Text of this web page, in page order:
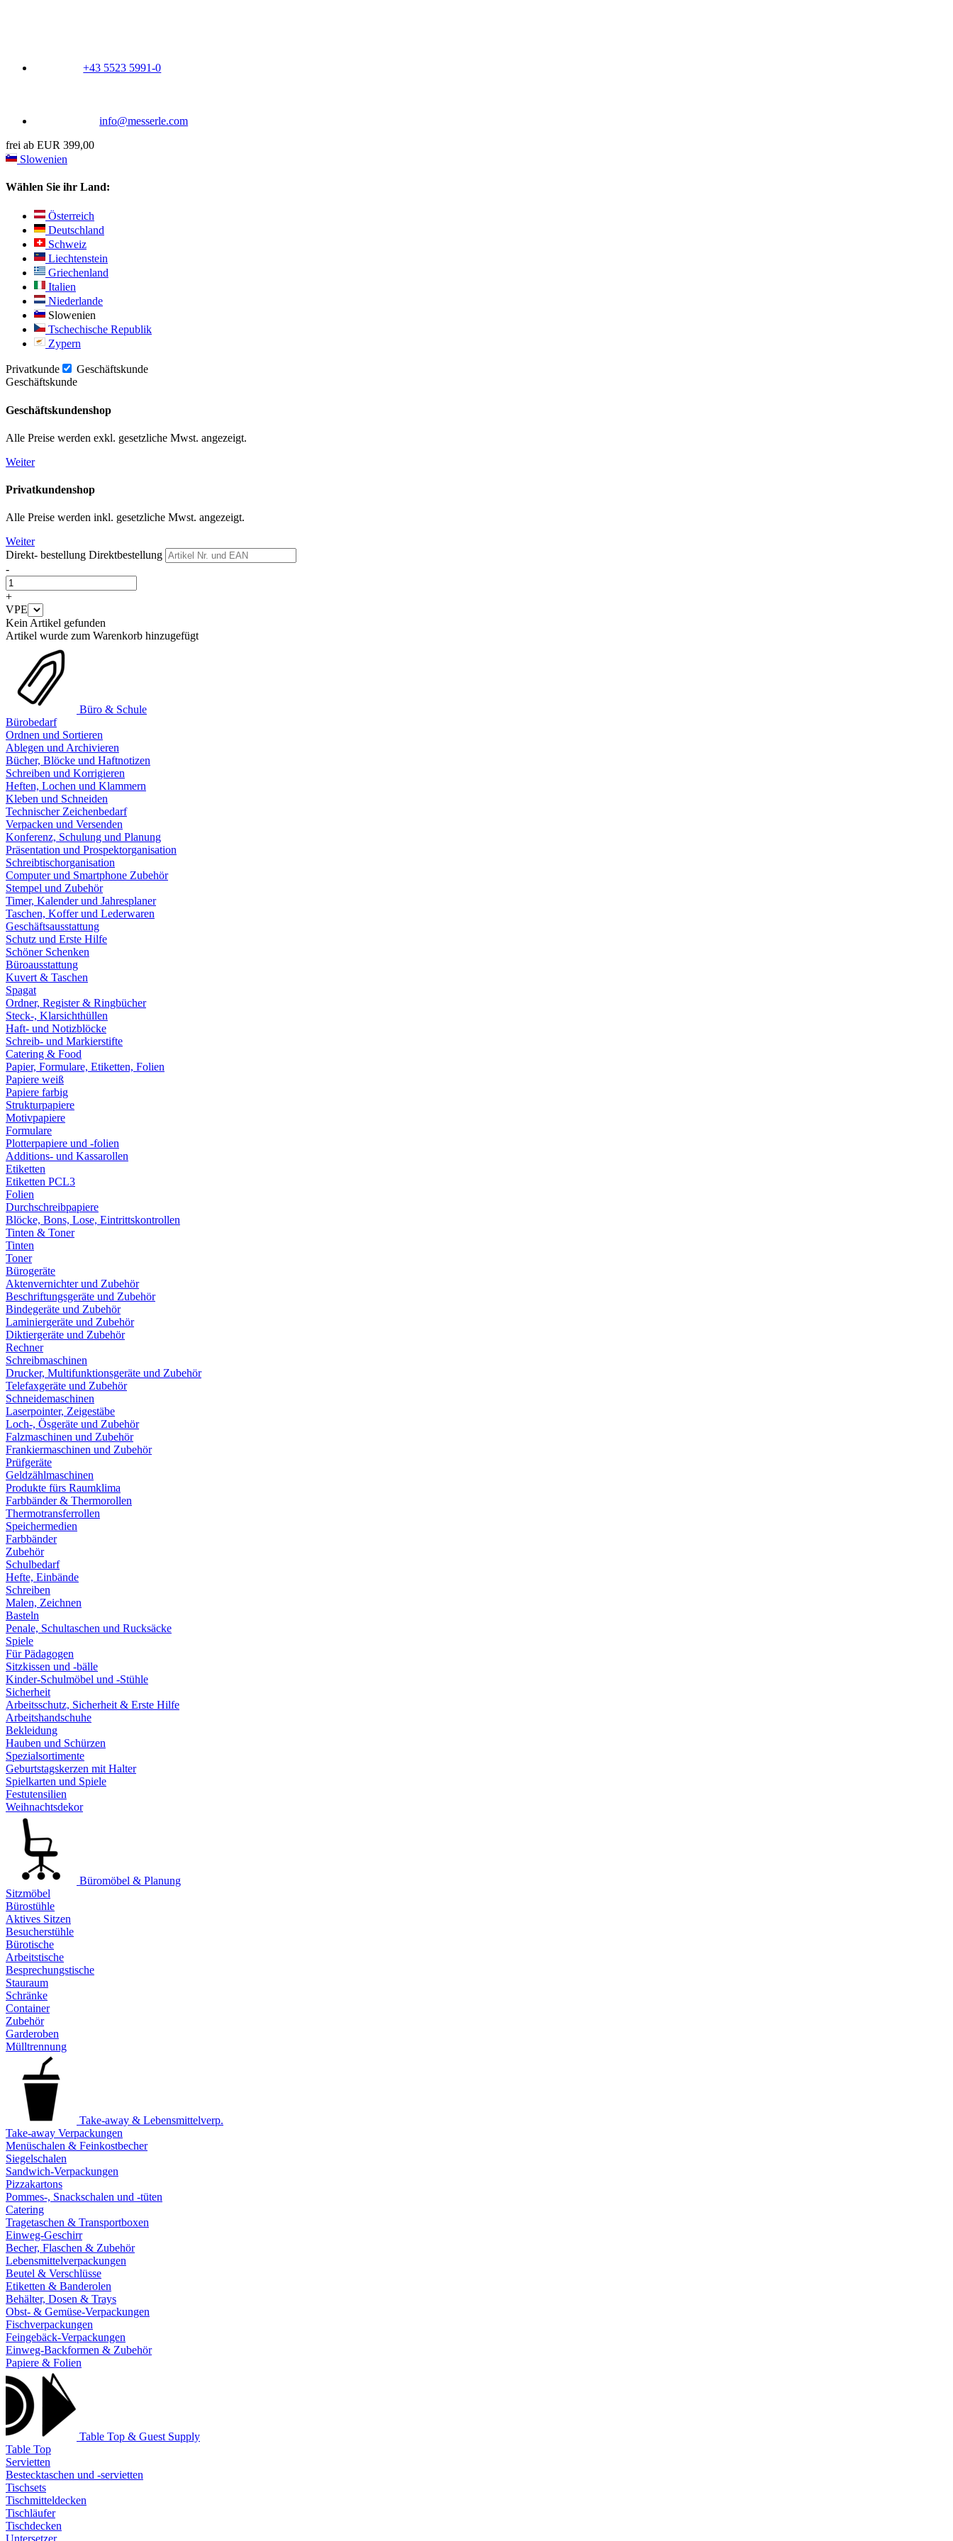
+43 5523 5991-0
info@messerle.com
frei ab EUR 399,00
Slowenien
Wählen Sie ihr Land:
Österreich
Deutschland
Schweiz
Liechtenstein
Griechenland
Italien
Niederlande
Slowenien
Tschechische Republik
Zypern
Privatkunde
Geschäftskunde
Geschäftskunde
Geschäftskundenshop
Alle Preise werden exkl. gesetzliche Mwst. angezeigt.
Weiter
Privatkundenshop
Alle Preise werden inkl. gesetzliche Mwst. angezeigt.
Weiter
Direkt- bestellung Direktbestellung
-
+
VPE
Kein Artikel gefunden
Artikel wurde zum Warenkorb hinzugefügt
Büro & Schule
Bürobedarf
Ordnen und Sortieren
Ablegen und Archivieren
Bücher, Blöcke und Haftnotizen
Schreiben und Korrigieren
Heften, Lochen und Klammern
Kleben und Schneiden
Technischer Zeichenbedarf
Verpacken und Versenden
Konferenz, Schulung und Planung
Präsentation und Prospektorganisation
Schreibtischorganisation
Computer und Smartphone Zubehör
Stempel und Zubehör
Timer, Kalender und Jahresplaner
Taschen, Koffer und Lederwaren
Geschäftsausstattung
Schutz und Erste Hilfe
Schöner Schenken
Büroausstattung
Kuvert & Taschen
Spagat
Ordner, Register & Ringbücher
Steck-, Klarsichthüllen
Haft- und Notizblöcke
Schreib- und Markierstifte
Catering & Food
Papier, Formulare, Etiketten, Folien
Papiere weiß
Papiere farbig
Strukturpapiere
Motivpapiere
Formulare
Plotterpapiere und -folien
Additions- und Kassarollen
Etiketten
Etiketten PCL3
Folien
Durchschreibpapiere
Blöcke, Bons, Lose, Eintrittskontrollen
Tinten & Toner
Tinten
Toner
Bürogeräte
Aktenvernichter und Zubehör
Beschriftungsgeräte und Zubehör
Bindegeräte und Zubehör
Laminiergeräte und Zubehör
Diktiergeräte und Zubehör
Rechner
Schreibmaschinen
Drucker, Multifunktionsgeräte und Zubehör
Telefaxgeräte und Zubehör
Schneidemaschinen
Laserpointer, Zeigestäbe
Loch-, Ösgeräte und Zubehör
Falzmaschinen und Zubehör
Frankiermaschinen und Zubehör
Prüfgeräte
Geldzählmaschinen
Produkte fürs Raumklima
Farbbänder & Thermorollen
Thermotransferrollen
Speichermedien
Farbbänder
Zubehör
Schulbedarf
Hefte, Einbände
Schreiben
Malen, Zeichnen
Basteln
Penale, Schultaschen und Rucksäcke
Spiele
Für Pädagogen
Sitzkissen und -bälle
Kinder-Schulmöbel und -Stühle
Sicherheit
Arbeitsschutz, Sicherheit & Erste Hilfe
Arbeitshandschuhe
Bekleidung
Hauben und Schürzen
Spezialsortimente
Geburtstagskerzen mit Halter
Spielkarten und Spiele
Festutensilien
Weihnachtsdekor
Büromöbel & Planung
Sitzmöbel
Bürostühle
Aktives Sitzen
Besucherstühle
Bürotische
Arbeitstische
Besprechungstische
Stauraum
Schränke
Container
Zubehör
Garderoben
Mülltrennung
Take-away & Lebensmittelverp.
Take-away Verpackungen
Menüschalen & Feinkostbecher
Siegelschalen
Sandwich-Verpackungen
Pizzakartons
Pommes-, Snackschalen und -tüten
Catering
Tragetaschen & Transportboxen
Einweg-Geschirr
Becher, Flaschen & Zubehör
Lebensmittelverpackungen
Beutel & Verschlüsse
Etiketten & Banderolen
Behälter, Dosen & Trays
Obst- & Gemüse-Verpackungen
Fischverpackungen
Feingebäck-Verpackungen
Einweg-Backformen & Zubehör
Papiere & Folien
Table Top & Guest Supply
Table Top
Servietten
Bestecktaschen und -servietten
Tischsets
Tischmitteldecken
Tischläufer
Tischdecken